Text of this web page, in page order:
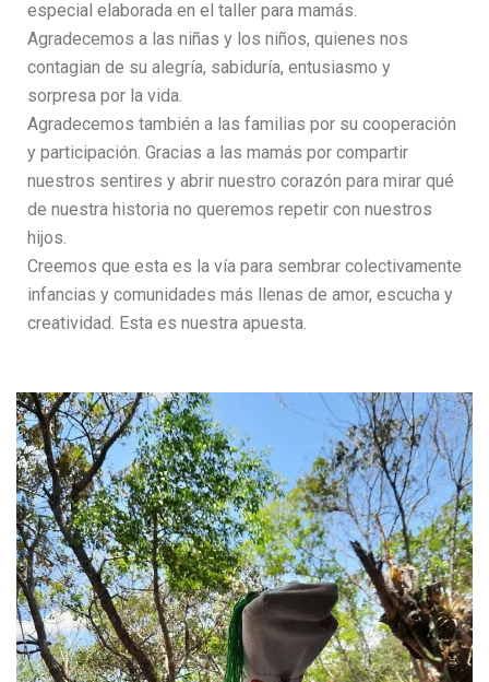
especial elaborada en el taller para mamás.
Agradecemos a las niñas y los niños, quienes nos
contagian de su alegría, sabiduría, entusiasmo y
sorpresa por la vida.
Agradecemos también a las familias por su cooperación
y participación. Gracias a las mamás por compartir
nuestros sentires y abrir nuestro corazón para mirar qué
de nuestra historia no queremos repetir con nuestros
hijos.
Creemos que esta es la vía para sembrar colectivamente
infancias y comunidades más llenas de amor, escucha y
creatividad. Esta es nuestra apuesta.